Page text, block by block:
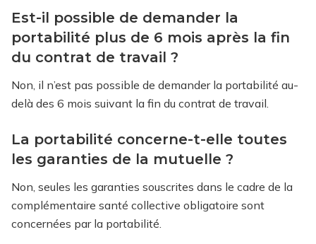
Est-il possible de demander la
portabilité plus de 6 mois après la fin
du contrat de travail ?
Non, il n’est pas possible de demander la portabilité au-
delà des 6 mois suivant la fin du contrat de travail.
La portabilité concerne-t-elle toutes
les garanties de la mutuelle ?
Non, seules les garanties souscrites dans le cadre de la
complémentaire santé collective obligatoire sont
concernées par la portabilité.